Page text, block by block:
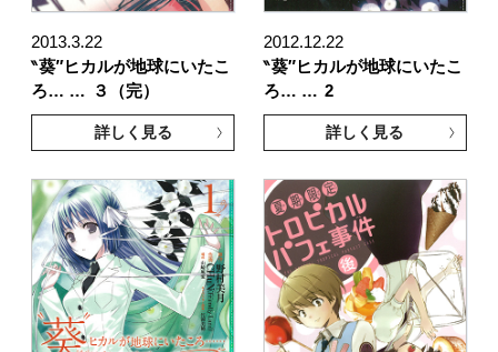
2013.3.22
‶葵″ヒカルが地球にいたこ
ろ… …
３（完）
詳しく見る
2012.12.22
‶葵″ヒカルが地球にいたこ
ろ… … 2
詳しく見る